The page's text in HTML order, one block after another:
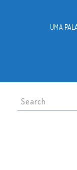
UMA
Search
for: